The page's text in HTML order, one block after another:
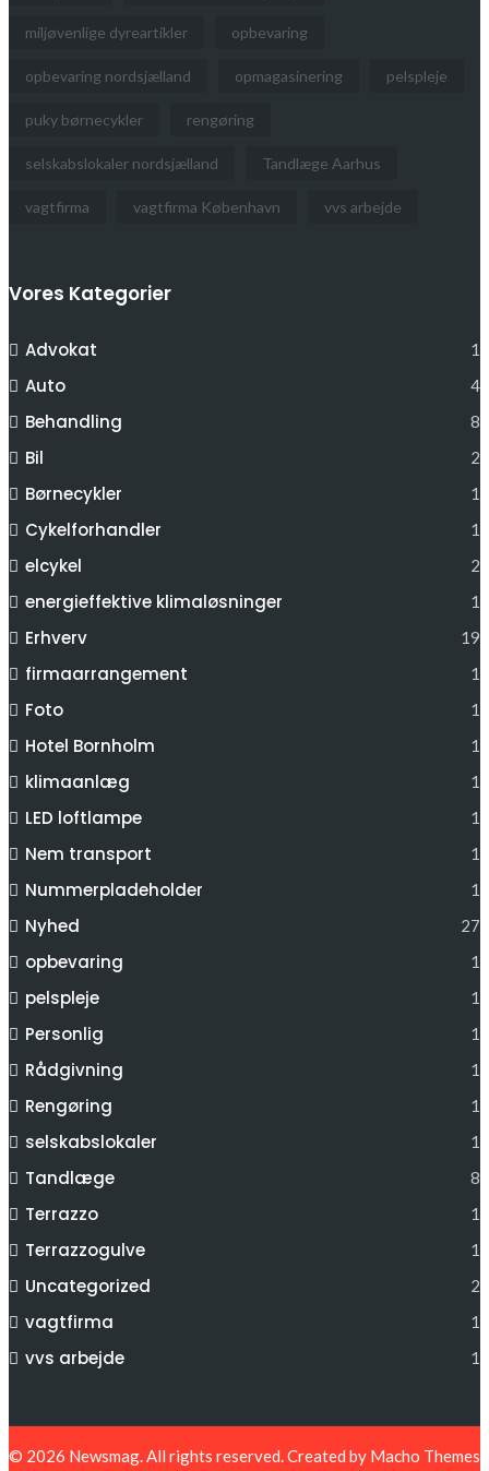
miljøvenlige dyreartikler opbevaring
opbevaring nordsjælland opmagasinering pelspleje
puky børnecykler rengøring
selskabslokaler nordsjælland Tandlæge Aarhus
vagtfirma vagtfirma København vvs arbejde
Vores Kategorier
Advokat 1
Auto 4
Behandling 8
Bil 2
Børnecykler 1
Cykelforhandler 1
elcykel 2
energieffektive klimaløsninger 1
Erhverv 19
firmaarrangement 1
Foto 1
Hotel Bornholm 1
klimaanlæg 1
LED loftlampe 1
Nem transport 1
Nummerpladeholder 1
Nyhed 27
opbevaring 1
pelspleje 1
Personlig 1
Rådgivning 1
Rengøring 1
selskabslokaler 1
Tandlæge 8
Terrazzo 1
Terrazzogulve 1
Uncategorized 2
vagtfirma 1
vvs arbejde 1
© 2026 Newsmag. All rights reserved. Created by Macho Themes